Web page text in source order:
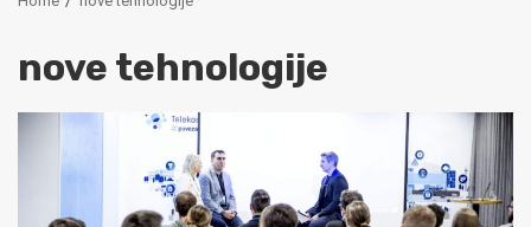
nove tehnologije